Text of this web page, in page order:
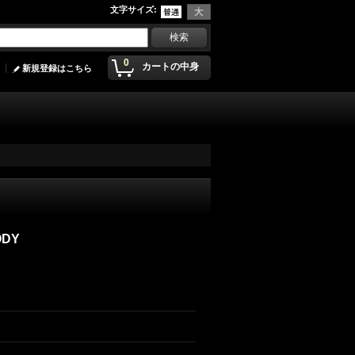
文字サイズ:
0 カートの中身
新規登録はこちら